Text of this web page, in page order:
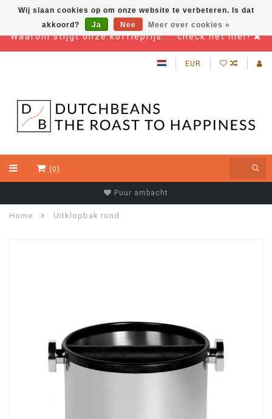
Waarom stijgt onze koffieprijs.... check het hier!
EUR
(0)
Puur ambacht
Home Uitklopbak rond
Wij slaan cookies op om onze website te verbeteren. Is dat
akkoord?
Ja Nee Meer over cookies »